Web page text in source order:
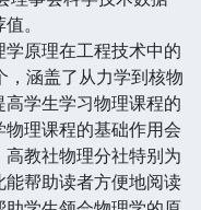
。
原理在工程技术中的
，涵盖了从力学到核物
学生学习物理课程的
理课程的基础作用会
教社物理分社特别为
帮助读者方便地阅读